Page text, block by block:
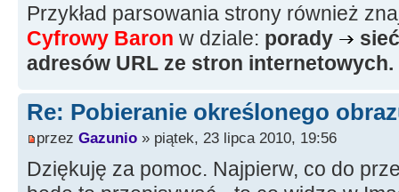
Przykład parsowania strony również
Cyfrowy Baron w dziale: porady
adresów URL ze stron internetowych.
Re: Pobieranie określonego
przez Gazunio » piątek, 23 lipca 2010, 19:56
Dziękuję za pomoc. Najpierw, co do